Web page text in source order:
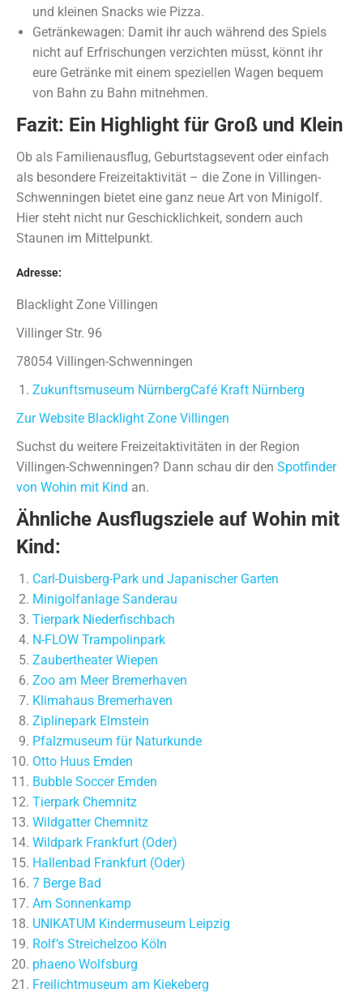
und kleinen Snacks wie Pizza.
Getränkewagen: Damit ihr auch während des Spiels
nicht auf Erfrischungen verzichten müsst, könnt ihr
eure Getränke mit einem speziellen Wagen bequem
von Bahn zu Bahn mitnehmen.
Fazit: Ein Highlight für Groß und Klein
Ob als Familienausflug, Geburtstagsevent oder einfach
als besondere Freizeitaktivität – die Zone in Villingen-
Schwenningen bietet eine ganz neue Art von Minigolf.
Hier steht nicht nur Geschicklichkeit, sondern auch
Staunen im Mittelpunkt.
Adresse:
Blacklight Zone Villingen
Villinger Str. 96
78054 Villingen-Schwenningen
Zukunftsmuseum NürnbergCafé Kraft Nürnberg
Zur Website Blacklight Zone Villingen
Suchst du weitere Freizeitaktivitäten in der Region
Villingen-Schwenningen? Dann schau dir den Spotfinder
von Wohin mit Kind an.
Ähnliche Ausflugsziele auf Wohin mit
Kind:
Carl-Duisberg-Park und Japanischer Garten
Minigolfanlage Sanderau
Tierpark Niederfischbach
N-FLOW Trampolinpark
Zaubertheater Wiepen
Zoo am Meer Bremerhaven
Klimahaus Bremerhaven
Ziplinepark Elmstein
Pfalzmuseum für Naturkunde
Otto Huus Emden
Bubble Soccer Emden
Tierpark Chemnitz
Wildgatter Chemnitz
Wildpark Frankfurt (Oder)
Hallenbad Frankfurt (Oder)
7 Berge Bad
Am Sonnenkamp
UNIKATUM Kindermuseum Leipzig
Rolf’s Streichelzoo Köln
phaeno Wolfsburg
Freilichtmuseum am Kiekeberg